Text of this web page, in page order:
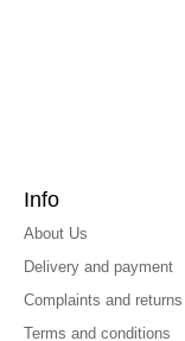
Info
About Us
Delivery and payment
Complaints and returns
Terms and conditions